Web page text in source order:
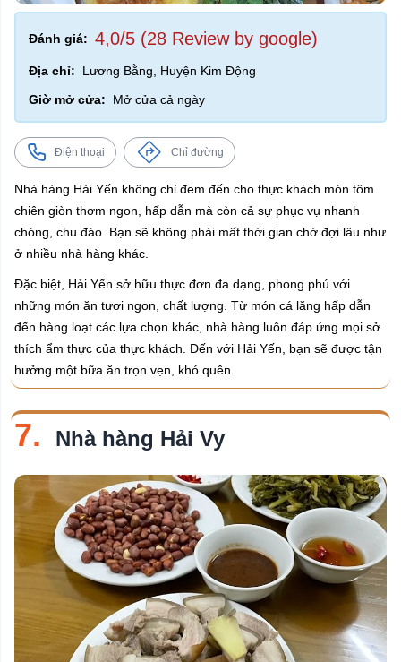
Đánh giá: 4,0/5 (28 Review by google)
Địa chỉ:
Lương Bằng, Huyện Kim Động
Giờ mở cửa:
Mở cửa cả ngày
Điện thoại Chỉ đường
Nhà hàng Hải Yến không chỉ đem đến cho thực khách món tôm
chiên giòn thơm ngon, hấp dẫn mà còn cả sự phục vụ nhanh
chóng, chu đáo. Bạn sẽ không phải mất thời gian chờ đợi lâu như
ở nhiều nhà hàng khác.
Đặc biệt, Hải Yến sở hữu thực đơn đa dạng, phong phú với
những món ăn tươi ngon, chất lượng. Từ món cá lăng hấp dẫn
đến hàng loạt các lựa chọn khác, nhà hàng luôn đáp ứng mọi sở
thích ẩm thực của thực khách. Đến với Hải Yến, bạn sẽ được tận
hưởng một bữa ăn trọn vẹn, khó quên.
7. Nhà hàng Hải Vy